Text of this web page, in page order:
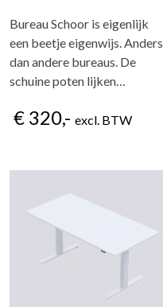
Bureau Schoor is eigenlijk
een beetje eigenwijs. Anders
dan andere bureaus. De
schuine poten lijken…
€ 320,- excl. BTW